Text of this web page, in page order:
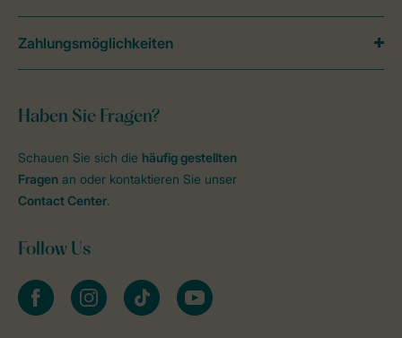
Haben Sie Fragen?
Schauen Sie sich die häufig gestellten
Fragen an oder kontaktieren Sie unser
Contact Center.
Follow Us
facebookinstagramtiktok youtube
Zahlungsmöglichkeiten